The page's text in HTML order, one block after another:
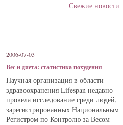
Свежие новости
2006-07-03
Вес и диета: статистика похудения
Научная организация в области
здравоохранения Lifespan недавно
провела исследование среди людей,
зарегистрированных Национальным
Регистром по Контролю за Весом